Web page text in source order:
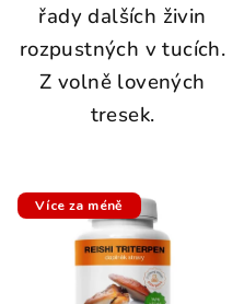
řady dalších živin
rozpustných v tucích.
Z volně lovených
tresek.
Více za méně